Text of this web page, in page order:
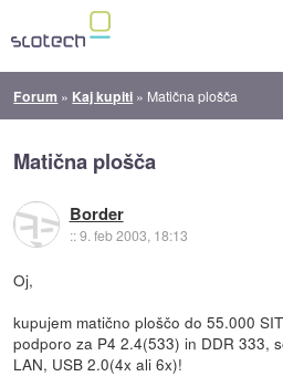
Forum » Kaj kupiti » Matična plošča
Matična plošča
Border
::9. feb 2003, 18:13
Oj,
kupujem matično ploščo do 55.000
podporo za P4 2.4(533) in DDR 333,
LAN, USB 2.0(4x ali 6x)!